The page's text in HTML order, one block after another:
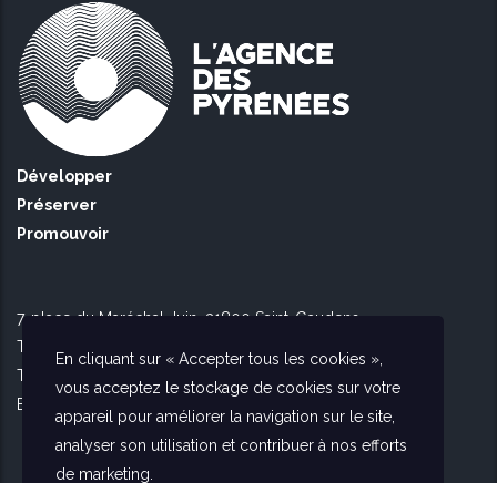
Développer
Préserver
Promouvoir
7, place du Maréchal Juin, 31800 Saint-Gaudens
Tél Toulouse : 09 51 90 16 56
Tél Saint Gaudens : 09 73 56 26 02
E-mail :
En cliquant sur « Accepter tous les cookies »,
vous acceptez le stockage de cookies sur votre
appareil pour améliorer la navigation sur le site,
analyser son utilisation et contribuer à nos efforts
de marketing.